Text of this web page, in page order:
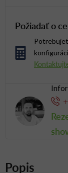
Požiadať o
Popis